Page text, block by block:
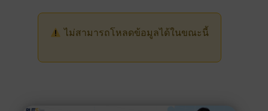
ไม่สามารถโหลดข้อมูลได้ในขณะนี้